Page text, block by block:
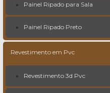
Painel Ripado para Sala
Painel Ripado Preto
Revestimento em Pvc
Revestimento 3d Pvc